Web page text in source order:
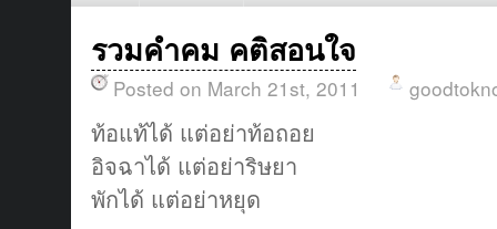
รวมคำคม คติสอนใจ
Posted on March 21st, 2011
ท้อแท้ได้ แต่อย่าท้อถอย
อิจฉาได้ แต่อย่าริษยา
พักได้ แต่อย่าหยุด